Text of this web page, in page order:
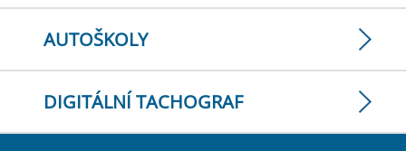
AUTOŠKOLY
DIGITÁLNÍ TACHOGRAF